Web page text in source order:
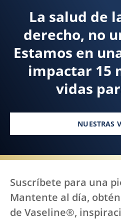
La salud de
derecho, no
Estamos en
impactar 15
vidas
NUESTRAS
Suscríbete para una
Mantente al día,
de Vaseline®,